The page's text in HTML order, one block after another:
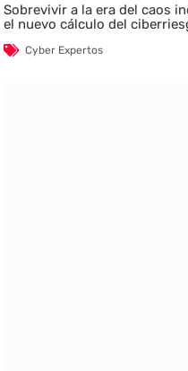
Sobrevivir a la era del caos
el nuevo cálculo del
Cyber Expertos